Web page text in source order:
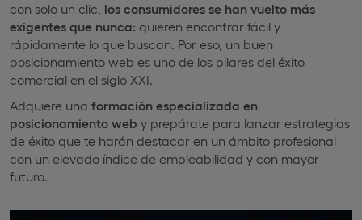
con solo un clic, los consumidores se han vuelto más
exigentes que nunca: quieren encontrar fácil y
rápidamente lo que buscan. Por eso, un buen
posicionamiento web es uno de los pilares del éxito
comercial en el siglo XXI.
Adquiere una formación especializada en
posicionamiento web y prepárate para lanzar estrategias
de éxito que te harán destacar en un ámbito profesional
con un elevado índice de empleabilidad y con mayor
futuro.